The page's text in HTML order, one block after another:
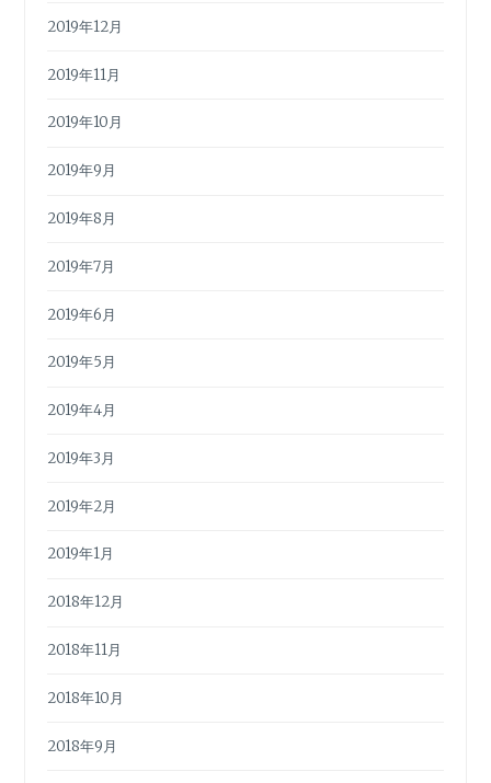
2019年12月
2019年11月
2019年10月
2019年9月
2019年8月
2019年7月
2019年6月
2019年5月
2019年4月
2019年3月
2019年2月
2019年1月
2018年12月
2018年11月
2018年10月
2018年9月